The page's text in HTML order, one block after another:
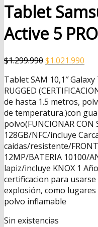
Tablet
Active 5 PRO
$1.299.990El
original
era:
$1.299.990.
$1.021.990
es:
Tablet SAM 10,1″
RUGGED
de hasta 1.5 metros,
de temperatura.)con
polvo(FUNCIONAR CON
128GB/NFC/incluye
caidas/resistente/
12MP/BATERIA 10100/
lapiz/incluye KNOX 1
certificacion para
explosión, como
polvo inflamable
Sin existencias